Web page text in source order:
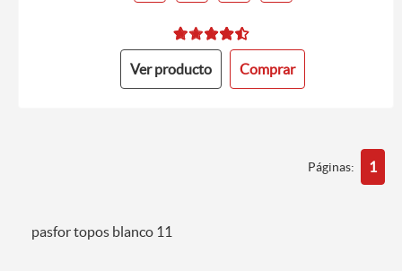
Ver producto Comprar
Páginas: 1
pasfor topos blanco 11